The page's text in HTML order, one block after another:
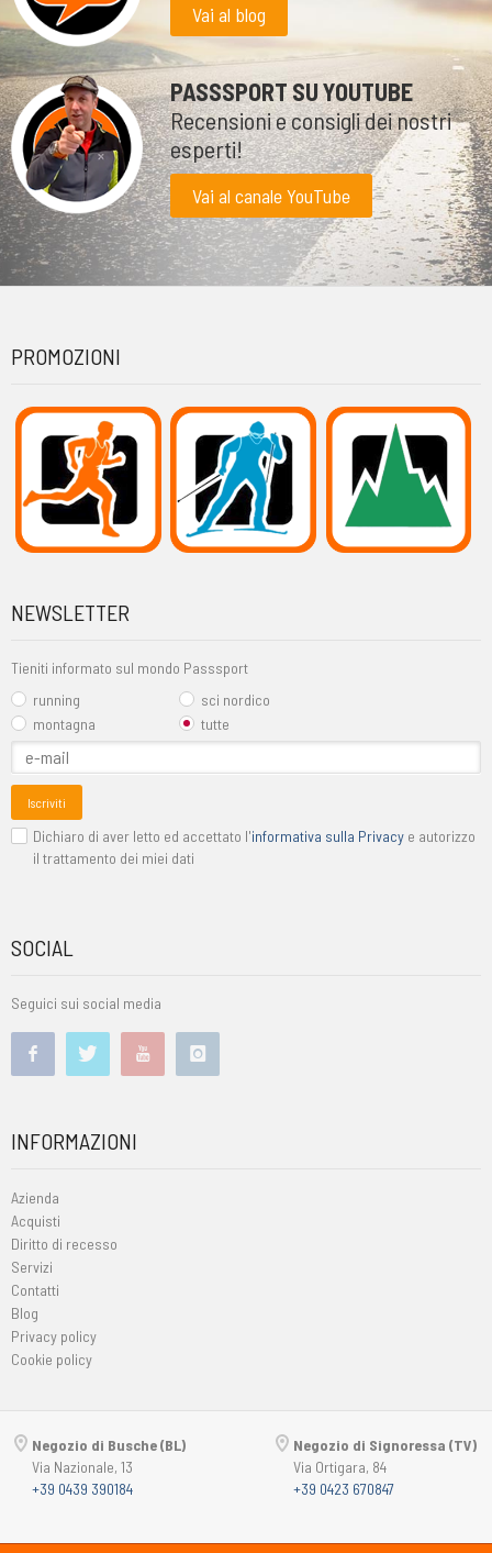
Vai al blog
PASSSPORT SU YOUTUBE
Recensioni e consigli dei nostri
esperti!
Vai al canale YouTube
PROMOZIONI
NEWSLETTER
Tieniti informato sul mondo Passsport
running
sci nordico
montagna
tutte
Iscriviti
Dichiaro di aver letto ed accettato l'informativa sulla Privacy e autorizzo
il trattamento dei miei dati
SOCIAL
Seguici sui social media
INFORMAZIONI
Azienda
Acquisti
Diritto di recesso
Servizi
Contatti
Blog
Privacy policy
Cookie policy
Negozio di Busche (BL)
Via Nazionale, 13
+39 0439 390184
Negozio di Signoressa (TV)
Via Ortigara, 84
+39 0423 670847